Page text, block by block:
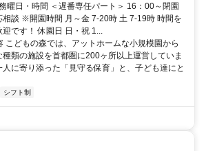
曜日・時間 ＜遅番専任パート＞ 16：00～閉園
談 ※開園時間 月～金 7-20時 土 7-19時 時間を
です！ 休園日 日・祝 1...
こどもの森では、アットホームな小規模園から
類の施設を首都圏に200ヶ所以上運営していま
に寄り添った「見守る保育」と、子ども達にと
シフト制